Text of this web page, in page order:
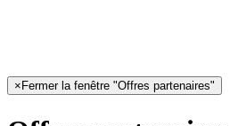
× Fermer la fenêtre "Offres partenaires"